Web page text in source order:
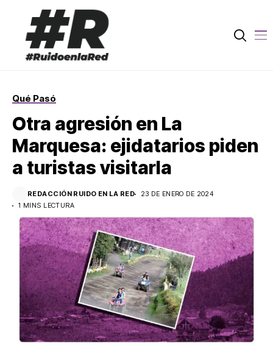
Qué Pasó
Otra agresión en La
Marquesa: ejidatarios piden
a turistas visitarla
REDACCIÓN RUIDO EN LA RED
23 DE ENERO DE 2024
1 MINS LECTURA